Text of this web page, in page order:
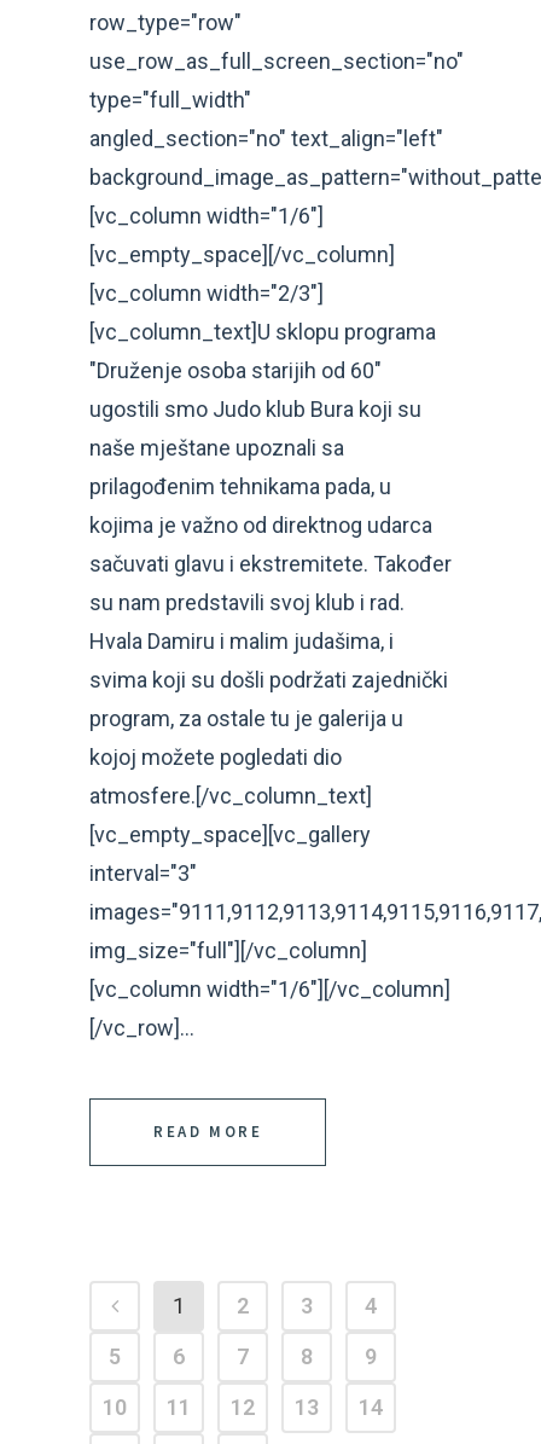
row_type="row"
use_row_as_full_screen_section="no"
type="full_width"
angled_section="no" text_align="left"
[vc_column width="1/6"]
[vc_empty_space][/vc_column]
[vc_column width="2/3"]
[vc_column_text]U sklopu programa
"Druženje osoba starijih od 60"
ugostili smo Judo klub Bura koji su
naše mještane upoznali sa
prilagođenim tehnikama pada, u
kojima je važno od direktnog udarca
sačuvati glavu i ekstremitete. Također
su nam predstavili svoj klub i rad.
Hvala Damiru i malim judašima, i
svima koji su došli podržati zajednički
program, za ostale tu je galerija u
kojoj možete pogledati dio
atmosfere.[/vc_column_text]
[vc_empty_space][vc_gallery
interval="3"
img_size="full"][/vc_column]
[vc_column width="1/6"][/vc_column]
[/vc_row]...
READ MORE
1 2 3
4
5
6 7 8
9
10
11 12 13
14